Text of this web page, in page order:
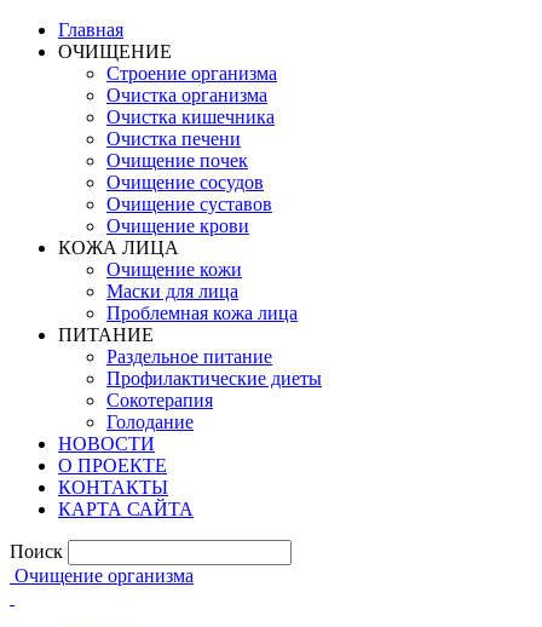
Главная
ОЧИЩЕНИЕ
Строение организма
Очистка организма
Очистка кишечника
Очистка печени
Очищение почек
Очищение сосудов
Очищение суставов
Очищение крови
КОЖА ЛИЦА
Очищение кожи
Маски для лица
Проблемная кожа лица
ПИТАНИЕ
Раздельное питание
Профилактические диеты
Сокотерапия
Голодание
НОВОСТИ
О ПРОЕКТЕ
КОНТАКТЫ
КАРТА САЙТА
Поиск
Очищение организма